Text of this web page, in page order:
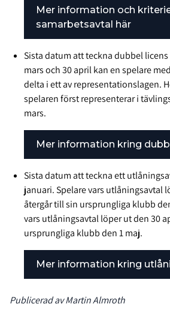
Mer information och
samarbetsavtal här
Sista datum att teckna dubbel licens
mars och 30 april kan en spelare
delta i ett av representationslagen.
spelaren först representerar i
mars.
Mer information kring
Sista datum att teckna ett
januari. Spelare vars utlåningsavtal
återgår till sin ursprungliga klubb
vars utlåningsavtal löper ut den 30
ursprungliga klubb den 1 maj.
Mer information kring
Publicerad av Martin Almroth